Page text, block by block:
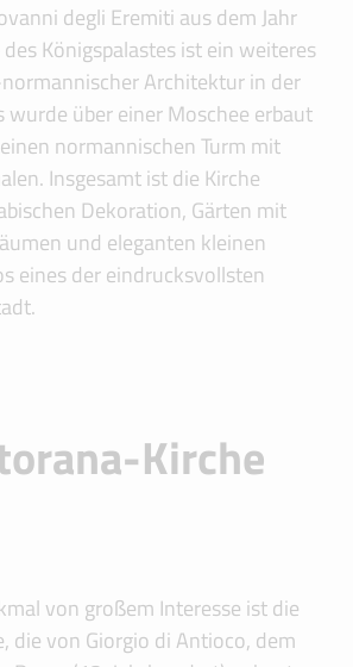
degli Eremiti aus dem Jahr
Königspalastes ist ein weiteres
Architektur in der
wurde über einer Moschee erbaut
normannischen Turm mit
Insgesamt ist die Kirche
Dekoration, Gärten mit
und eleganten kleinen
eines der eindrucksvollsten
Kirche
von großem Interesse ist die
die von Giorgio di Antioco, dem